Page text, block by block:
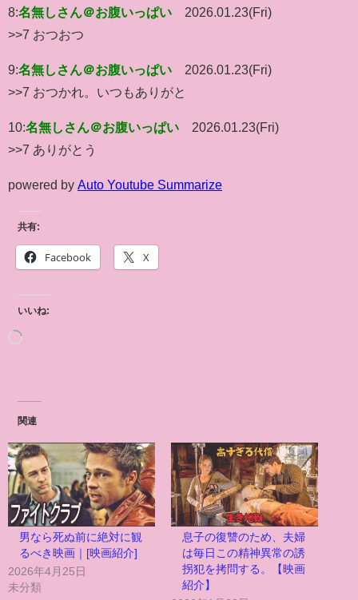
8:名無しさん＠お腹いっぱい
2026.01.23(Fri)
>>7 おつおつ
9:名無しさん＠お腹いっぱい
2026.01.23(Fri)
>>7 おつかれ。いつもありがと
10:名無しさん＠お腹いっぱい
2026.01.23(Fri)
>>7 ありがとう
powered by Auto Youtube Summarize
共有:
Facebook X
いいね:
関連
男なら死ぬ前に絶対に観
るべき映画｜[映画紹介]
2026年4月25日
未分類
息子の復讐のため、夫婦
は毎日この精神異常の誘
拐犯を拷問する。【映画
紹介】